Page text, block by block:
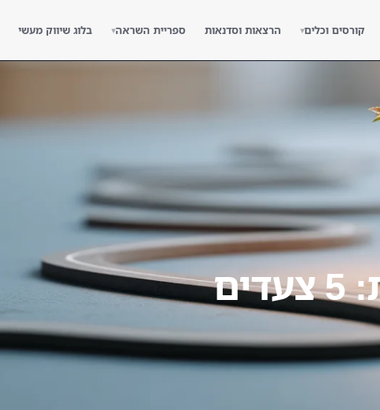
קורסים וכלים▾ הרצאות וסדנאות ספריית השראה▾ בלוג שיווק מעשי
אסטרטגיית שיווק שנתית: 5 צעדים